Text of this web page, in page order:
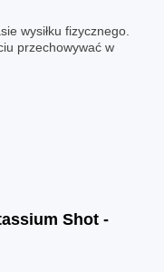
wysiłku fizycznego.
przechowywać w
Shot -